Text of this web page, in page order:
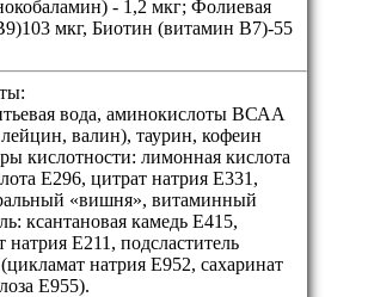
- 1,2 мкг; Фолиевая
мкг, Биотин (витамин В7)-55
вода, аминокислоты ВСАА
валин), таурин, кофеин
кислотности: лимонная кислота
Е296, цитрат натрия Е331,
«вишня», витаминный
ксантановая камедь Е415,
натрия Е211, подсластитель
натрия Е952, сахаринат
Е955).